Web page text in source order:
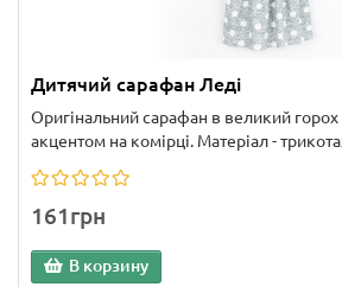
Дитячий сарафан Леді
Оригінальний сарафан в великий
акцентом на комірці. Матеріал -
161грн
В корзину